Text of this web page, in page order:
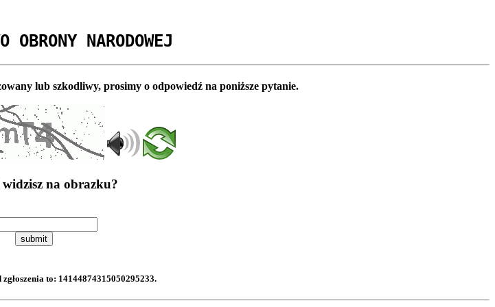
OBRONY NARODOWEJ
lub szkodliwy, prosimy o odpowiedź na poniższe pytanie.
na obrazku?
submit
to: 14144874315050295233.